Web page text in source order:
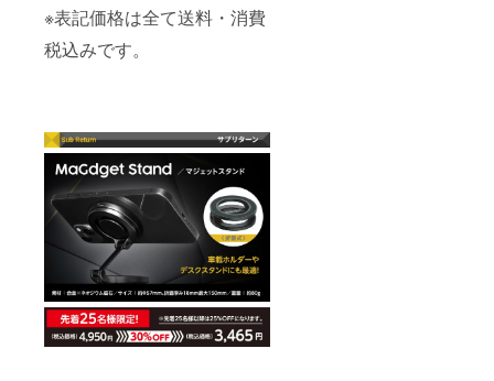
※表記価格は全て送料・消費
税込みです。